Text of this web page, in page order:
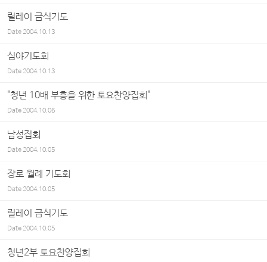
릴레이 금식기도
Date2004.10.13
심야기도회
Date2004.10.13
"청년 10배 부흥을 위한 토요찬양집회"
Date2004.10.06
남성집회
Date2004.10.05
장로 월례 기도회
Date2004.10.05
릴레이 금식기도
Date2004.10.05
청년2부 토요찬양집회